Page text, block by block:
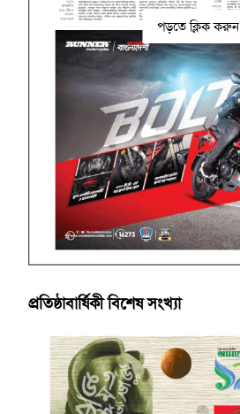
পড়তে ক্লিক করুন
প্রতিষ্ঠাবার্ষিকী বিশেষ সংখ্যা